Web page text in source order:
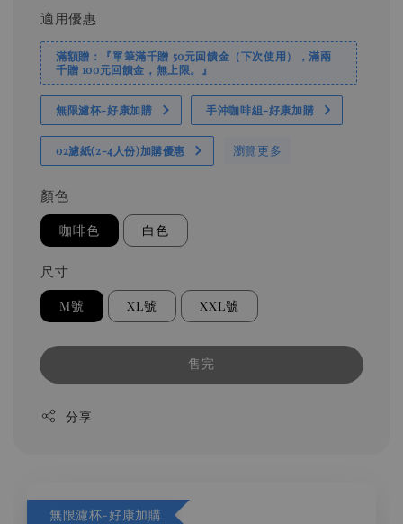
適用優惠
滿額贈：『單筆滿千贈 50元回饋金（下次使用），滿兩
千贈 100元回饋金，無上限。』
無限濾杯-好康加購 手沖咖啡組-好康加購
02濾紙(2-4人份)加購優惠 瀏覽更多
顏色
咖啡色 白色
尺寸
M號 XL號 XXL號
售完
分享
無限濾杯-好康加購